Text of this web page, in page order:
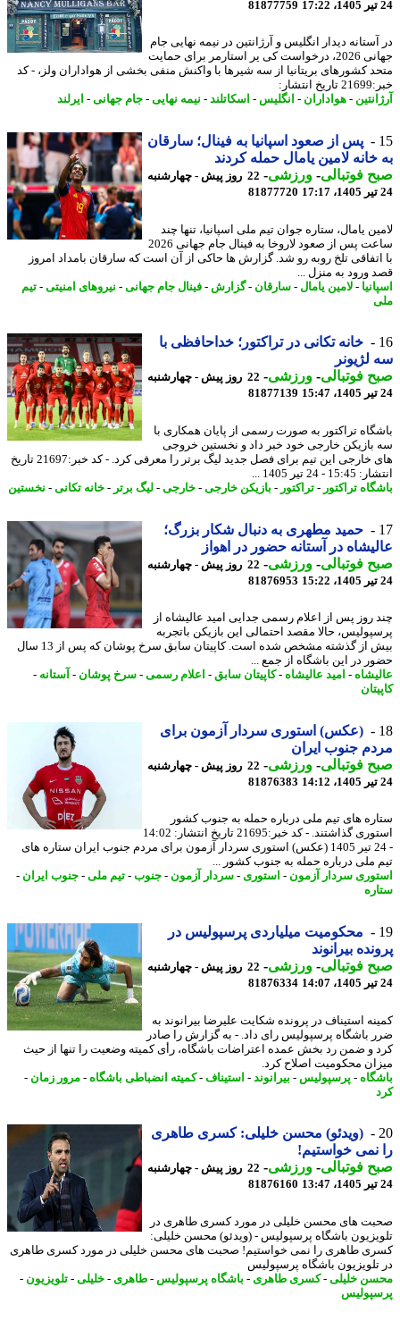
81877759
دیدار انگلیس و آرژانتین در نیمه نهایی جام
جهانی 2026، درخواست کی یر استارمر برای حمایت
کشورهای بریتانیا از سه شیرها با واکنش منفی بخشی از هواداران ولز، - کد
-هواداران - انگلیس-اسکاتلند-نیمه نهایی-جام جهانی-ایرلند
پس از صعود اسپانیا به فینال؛ سارقان
لامین یامال حمله کردند
فوتبالی-ورزشی-
22 روز پیش - چهارشنبه
81877720
یامال، ستاره جوان تیم ملی اسپانیا، تنها چند
ساعت پس از صعود لاروخا به فینال جام جهانی 2026
تلخ روبه رو شد. گزارش ها حاکی از آن است که سارقان بامداد امروز
ورود به منزل ...
-لامین یامال-سارقان -گزارش -فینال جام جهانی-نیروهای امنیتی-تیم
خانه تکانی در تراکتور؛ خداحافظی با
لژیونر
فوتبالی-ورزشی-
22 روز پیش - چهارشنبه
81877139
تراکتور به صورت رسمی از پایان همکاری با
خارجی خود خبر داد و نخستین خروجی
های خارجی این تیم برای فصل جدید لیگ برتر را معرفی کرد. - کد خبر:21697 تاریخ
- 24 تیر 1405 ...
تراکتور -تراکتور -بازیکن خارجی-خارجی-لیگ برتر - خانه تکانی-نخستین
حمید مطهری به دنبال شکار بزرگ؛
در آستانه حضور در اهواز
فوتبالی-ورزشی-
22 روز پیش - چهارشنبه
81876953
روز پس از اعلام رسمی جدایی امید عالیشاه از
حالا مقصد احتمالی این بازیکن باتجربه
بیش از گذشته مشخص شده است. کاپیتان سابق سرخ پوشان که پس از 13 سال
در این باشگاه از جمع ...
-امید عالیشاه-کاپیتان سابق-اعلام رسمی-سرخ پوشان-آستانه-
(عکس) استوری سردار آزمون برای
جنوب ایران
فوتبالی-ورزشی-
22 روز پیش - چهارشنبه
81876383
های تیم ملی درباره حمله به جنوب کشور
استوری گذاشتند. - کد خبر:21695 تاریخ انتشار: 14:02
- 24 تیر 1405 (عکس) استوری سردار آزمون برای مردم جنوب ایران ستاره های
ملی درباره حمله به جنوب کشور ...
سردار آزمون -استوری- سردار آزمون -جنوب-تیم ملی -جنوب ایران -
محکومیت میلیاردی پرسپولیس در
بیرانوند
فوتبالی-ورزشی-
22 روز پیش - چهارشنبه
81876334
استیناف در پرونده شکایت علیرضا بیرانوند به
باشگاه پرسپولیس رای داد. - به گزارش را صادر
و ضمن رد بخش عمده اعتراضات باشگاه، رأی کمیته وضعیت را تنها از حیث
محکومیت اصلاح کرد.
-پرسپولیس-بیرانوند -استیناف-کمیته انضباطی باشگاه-مرور زمان -
(ویدئو) محسن خلیلی: کسری طاهری
نمی خواستیم!
فوتبالی-ورزشی-
22 روز پیش - چهارشنبه
81876160
های محسن خلیلی در مورد کسری طاهری در
باشگاه پرسپولیس - (ویدئو) محسن خلیلی:
طاهری را نمی خواستیم! صحبت های محسن خلیلی در مورد کسری طاهری
باشگاه پرسپولیس
خلیلی-کسری طاهری- باشگاه پرسپولیس-طاهری- خلیلی-تلویزیون -